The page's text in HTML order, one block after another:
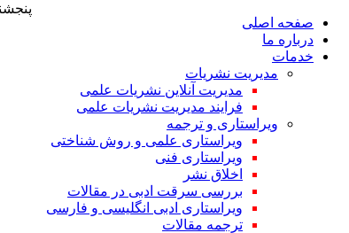
صفحه اصلی
درباره ما
خدمات
مدیریت نشریات
مدیریت آنلاین نشریات علمی
فرایند مدیریت نشریات علمی
ویراستاری و ترجمه
ویراستاری علمی و روش شناختی
ویراستاری فنی
اخلاق نشر
بررسی سرقت ادبی در مقالات
ویراستاری ادبی انگلیسی و فارسی
ترجمه مقالات
پنجشنبه 15